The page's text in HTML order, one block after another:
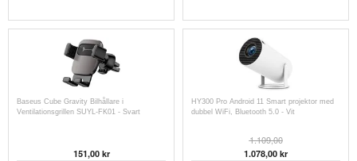
Baseus Cube Gravity Bilhållare i
Ventilationsgrillen SUYL-FK01 - Svart
151,00kr
HY300 Pro Android 11 Smart projektor med
dubbel WiFi, Bluetooth 5.0 - Vit
1.109,00
1.078,00 kr